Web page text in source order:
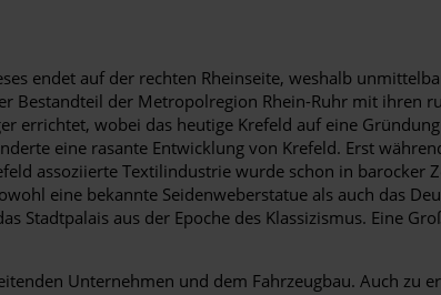
endet auf der rechten Rheinseite, weshalb
Bestandteil der Metropolregion Rhein-Ruhr mit ihren
errichtet, wobei das heutige Krefeld auf eine
eine rasante Entwicklung von Krefeld. Erst
assoziierte Textilindustrie wurde schon in barocker
eine bekannte Seidenweberstatue als auch das
Stadtpalais aus der Epoche des Klassizismus. Eine
Unternehmen und dem Fahrzeugbau. Auch zu